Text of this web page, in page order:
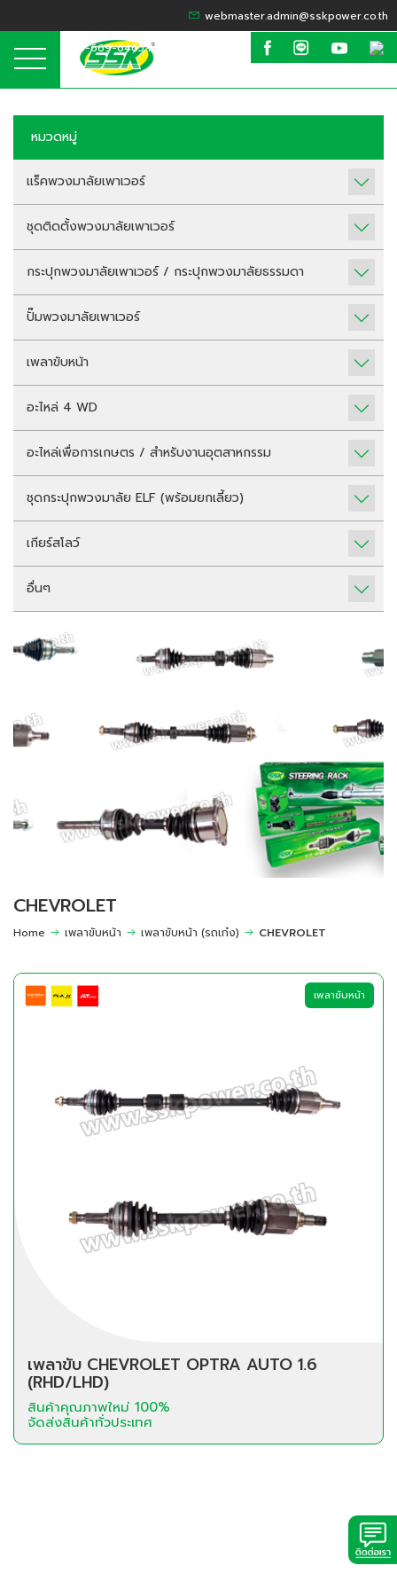
webmaster.admin@sskpower.co.th
095-669-6465 / 099-635-6424
หมวดหมู่
แร็คพวงมาลัยเพาเวอร์
ชุดติดตั้งพวงมาลัยเพาเวอร์
กระปุกพวงมาลัยเพาเวอร์ / กระปุกพวงมาลัยธรรมดา
ปั๊มพวงมาลัยเพาเวอร์
เพลาขับหน้า
อะไหล่ 4 WD
อะไหล่เพื่อการเกษตร / สำหรับงานอุตสาหกรรม
ชุดกระปุกพวงมาลัย ELF (พร้อมยกเลี้ยว)
เกียร์สโลว์
อื่นๆ
CHEVROLET
Home เพลาขับหน้า เพลาขับหน้า (รถเก๋ง) CHEVROLET
เพลาขับหน้า
เพลาขับ CHEVROLET OPTRA AUTO 1.6
(RHD/LHD)
สินค้าคุณภาพใหม่ 100%
จัดส่งสินค้าทั่วประเทศ